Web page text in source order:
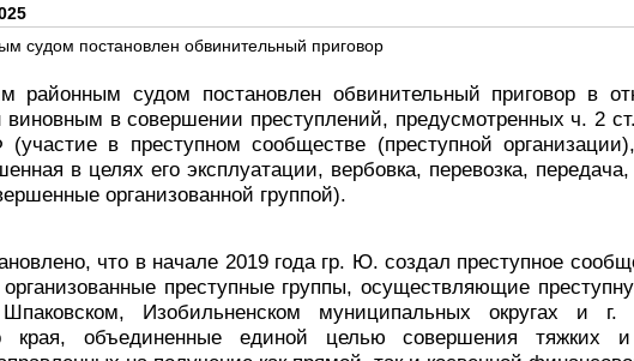
судом постановлен обвинительный приговор
районным судом постановлен обвинительный приговор в
виновным в совершении преступлений, предусмотренных ч. 2
в преступном сообществе (преступной
в целях его эксплуатации, вербовка, перевозка, передача,
организованной группой).
что в начале 2019 года гр. Ю. создал преступное
преступные группы, осуществляющие
Изобильненском муниципальных округах и г.
края, объединенные единой целью совершения тяжких